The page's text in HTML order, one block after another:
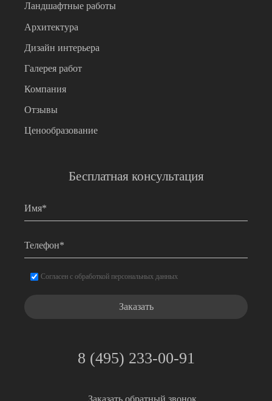
Ландшафтные работы
Архитектура
Дизайн интерьера
Галерея работ
Компания
Отзывы
Ценообразование
Бесплатная консультация
Согласие*
Согласен с обработкой персональных данных
8 (495) 233-00-91